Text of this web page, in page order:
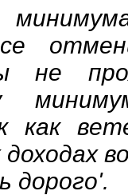
не
как
дорого'.